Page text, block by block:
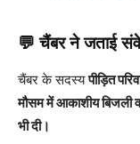
💬 चैंबर ने जताई
चैंबर के सदस्यपीड़ित
मौसम में आकाशीय बिजली
भी दी।